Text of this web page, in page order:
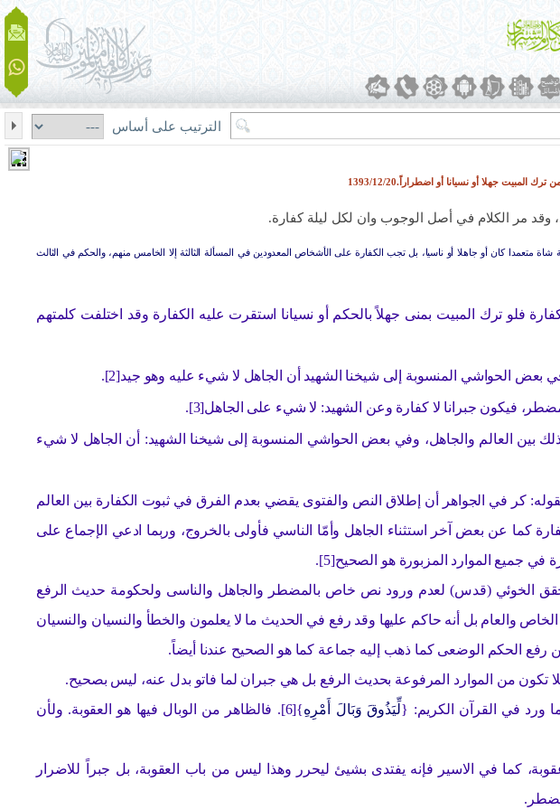
الترتيب على أساس
جهلا أو نسيانا أو اضطراراً.1393/12/20
مر الكلام في أصل الوجوب وان لكل ليلة كفارة.
متعمدا كان أو جاهلا أو ناسيا، بل تجب الكفارة على الأشخاص المعدودين في المسألة الثالثة إلا الخامس منهم، والحكم في الثالث
فلو ترك المبيت بمنى جهلاً بالحكم أو نسيانا استقرت عليه الكفارة وقد اختلفت كلمتهم
بعض الحواشي المنسوبة إلى شيخنا الشهيد أن الجاهل لا شيء عليه وهو جيد[2].
فيكون جبرانا لا كفارة وعن الشهيد: لا شيء على الجاهل[3].
بين العالم والجاهل، وفي بعض الحواشي المنسوبة إلى شيخنا الشهيد: أن الجاهل لا شيء
كر في الجواهر أن إطلاق النص والفتوى يقضي بعدم الفرق في ثبوت الكفارة بين العالم
كما عن بعض آخر استثناء الجاهل وأمّا الناسي فأولى بالخروج، وربما ادعي الإجماع على
جميع الموارد المزبورة هو الصحيح[5].
الخوئي (قدس) لعدم ورود نص خاص بالمضطر والجاهل والناسى ولحكومة حديث الرفع
والعام بل أنه حاكم عليها وقد رفع في الحديث ما لا يعلمون والخطأ والنسيان والنسيان
رفع الحكم الوضعى كما ذهب إليه جماعة كما هو الصحيح عندنا أيضاً.
تكون من الموارد المرفوعة بحديث الرفع بل هي جبران لما فاتو بدل عنه، ليس بصحيح.
ورد في القرآن الكريم: {لِّيَذُوقَ وَبَالَ أَمْرِهِ
}[6]. فالظاهر من الوبال فيها هو العقوبة. ولأن
كما في الاسير فإنه يفتدى بشيئ ليحرر وهذا ليس من باب العقوبة، بل جبراً للاضرار